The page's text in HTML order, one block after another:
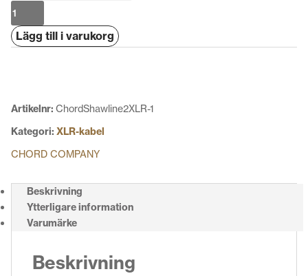
Chord
Shawline
X Lägg till i varukorg
Artikelnr: ChordShawline2XLR-1
Kategori: XLR-kabel
CHORD COMPANY
Beskrivning
Ytterligare information
Varumärke
Beskrivning